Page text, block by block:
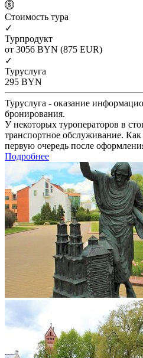
Cтоимость тура
✓
Турпродукт
от 3056 BYN (875 EUR)
✓
Туруслуга
295 BYN
Туруслуга - оказание
бронирования.
У некоторых туроператоров в
транспортное обслуживание. Как
первую очередь после
Подробнее